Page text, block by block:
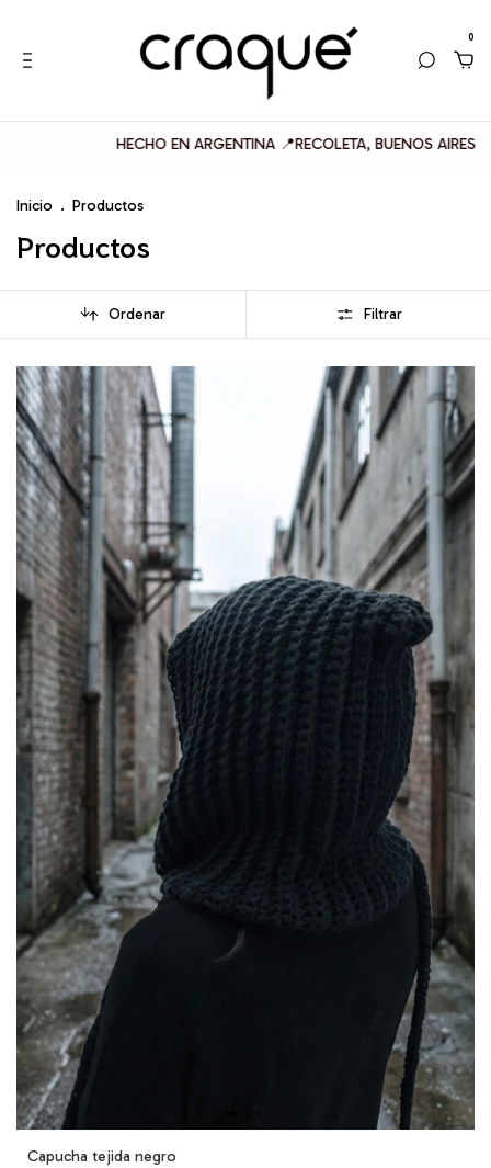
0
EN ARGENTINA 📍RECOLETA, BUENOS AIRES 3 CUOTAS SIN
Inicio . Productos
Productos
Ordenar Filtrar
Capucha tejida negro